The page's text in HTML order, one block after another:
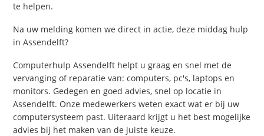
te helpen.
Na uw melding komen we direct in actie, deze middag hulp
in Assendelft?
Computerhulp Assendelft helpt u graag en snel met de
vervanging of reparatie van: computers, pc's, laptops en
monitors. Gedegen en goed advies, snel op locatie in
Assendelft. Onze medewerkers weten exact wat er bij uw
computersysteem past. Uiteraard krijgt u het best mogelijke
advies bij het maken van de juiste keuze.